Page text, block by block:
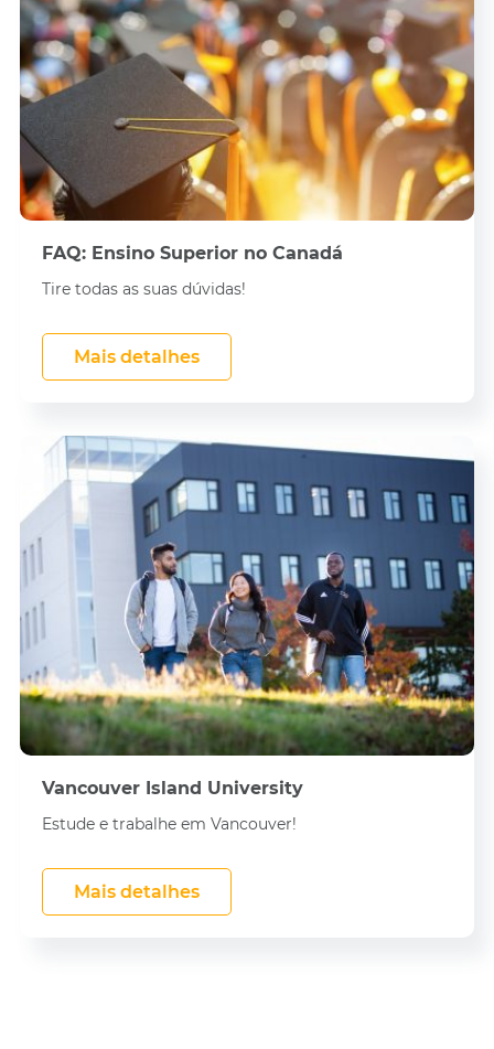
FAQ: Ensino Superior no Canadá
Tire todas as suas dúvidas!
Mais detalhes
Vancouver Island University
Estude e trabalhe em Vancouver!
Mais detalhes